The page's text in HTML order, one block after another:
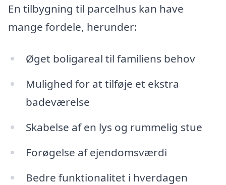
En tilbygning til parcelhus kan have
mange fordele, herunder:
Øget boligareal til familiens behov
Mulighed for at tilføje et ekstra
badeværelse
Skabelse af en lys og rummelig stue
Forøgelse af ejendomsværdi
Bedre funktionalitet i hverdagen